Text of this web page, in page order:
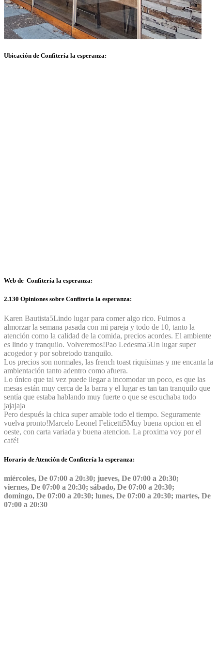
Ubicación de Confitería la esperanza:
Web de Confitería la esperanza:
2.130 Opiniones sobre Confitería la esperanza:
Karen Bautista5Lindo lugar para comer algo rico. Fuimos a
almorzar la semana pasada con mi pareja y todo de 10, tanto la
atención como la calidad de la comida, precios acordes. El ambiente
es lindo y tranquilo. Volveremos!Pao Ledesma5Un lugar super
acogedor y por sobretodo tranquilo.
Los precios son normales, las french toast riquísimas y me encanta la
ambientación tanto adentro como afuera.
Lo único que tal vez puede llegar a incomodar un poco, es que las
mesas están muy cerca de la barra y el lugar es tan tan tranquilo que
sentía que estaba hablando muy fuerte o que se escuchaba todo
jajajaja
Pero después la chica super amable todo el tiempo. Seguramente
vuelva pronto!Marcelo Leonel Felicetti5Muy buena opcion en el
oeste, con carta variada y buena atencion. La proxima voy por el
café!
Horario de Atención de Confitería la esperanza:
miércoles, De 07:00 a 20:30; jueves, De 07:00 a 20:30;
viernes, De 07:00 a 20:30; sábado, De 07:00 a 20:30;
domingo, De 07:00 a 20:30; lunes, De 07:00 a 20:30; martes, De
07:00 a 20:30